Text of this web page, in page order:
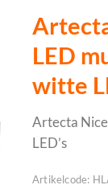
LED
witte
Artecta
LED’s
Artikelcode: